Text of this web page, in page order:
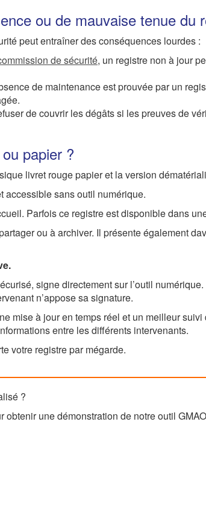
ou de mauvaise tenue du
peut entraîner des conséquences lourdes :
de sécurité, un registre non à jour
de maintenance est prouvée par un
de couvrir les dégâts si les preuves de
papier ?
livret rouge papier et la version
accessible sans outil numérique.
Parfois ce registre est disponible dans
ou à archiver. Il présente également
signe directement sur l’outil
n’appose sa signature.
mise à jour en temps réel et un meilleur
entre les différents intervenants.
votre registre par mégarde.
?
une démonstration de notre outil